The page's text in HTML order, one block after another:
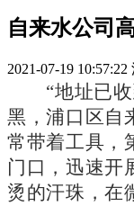
自来水公司
2021-07-19 10:57:22
“地址已
黑，浦口区自
常带着工具，
门口，迅速开
烫的汗珠，在